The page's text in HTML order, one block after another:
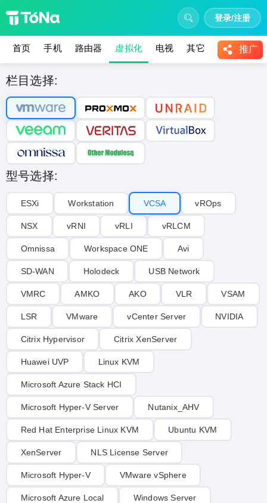
登录/注册
首页 手机 路由器 虚拟化 电视 其它 教程 推广
栏目选择:
型号选择:
ESXi Workstation VCSA vROps
NSX vRNI vRLI‌ vRLCM
Omnissa Workspace ONE Avi
SD-WAN Holodeck USB Network
VMRC AMKO AKO VLR VSAM
LSR VMware vCenter Server NVIDIA
Citrix Hypervisor Citrix XenServer
Huawei UVP Linux KVM
Microsoft Azure Stack HCI
Microsoft Hyper-V Server Nutanix_AHV
Red Hat Enterprise Linux KVM Ubuntu KVM
XenServer NLS License Server
Microsoft Hyper-V VMware vSphere
Microsoft Azure Local Windows Server